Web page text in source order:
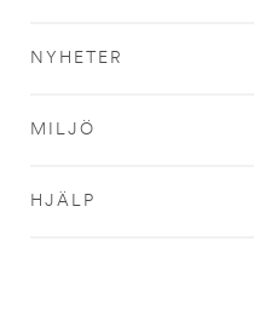
NYHETER
MILJÖ
HJÄLP